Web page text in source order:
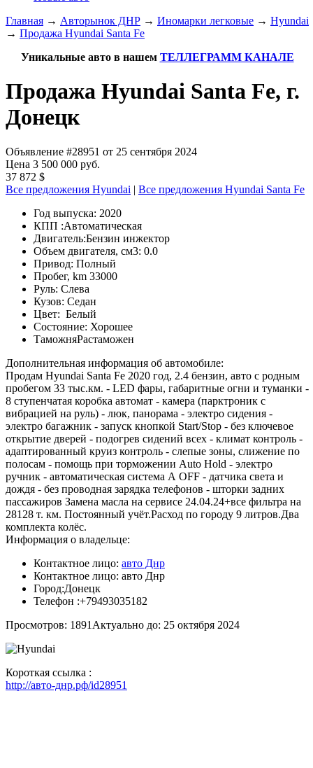
Главная → Авторынок ДНР → Иномарки легковые → Hyundai
→ Продажа Hyundai Santa Fe
Уникальные авто в нашем ТЕЛЛЕГРАММ КАНАЛЕ
Продажа Hyundai Santa Fe, г.
Донецк
Объявление #28951 от 25 сентября 2024
Цена 3 500 000 руб.
37 872 $
Все предложения Hyundai | Все предложения Hyundai Santa Fe
Год выпуска: 2020
КПП :Автоматическая
Двигатель:Бензин инжектор
Объем двигателя, см3: 0.0
Привод: Полный
Пробег, km 33000
Руль: Слева
Кузов: Седан
Цвет: Белый
Состояние: Хорошее
ТаможняРастаможен
Дополнительная информация об автомобиле:
Продам Hyundai Santa Fe 2020 год, 2.4 бензин, авто с родным
пробегом 33 тыс.км. - LED фары, габаритные огни и туманки -
8 ступенчатая коробка автомат - камера (парктроник с
вибрацией на руль) - люк, панорама - электро сидения -
электро багажник - запуск кнопкой Start/Stop - без ключевое
открытие дверей - подогрев сидений всех - климат контроль -
адаптированный круиз контроль - слепые зоны, слижение по
полосам - помощь при торможении Auto Hold - электро
ручник - автоматическая система А OFF - датчика света и
дождя - без проводная зарядка телефонов - шторки задних
пассажиров Замена масла на сервисе 24.04.24+все фильтра на
28128 т. км. Постоянный учёт.Расход по городу 9 литров.Два
комплекта колёс.
Информация о владельце:
Контактное лицо: авто Днр
Контактное лицо: авто Днр
Город:Донецк
Телефон :+79493035182
Просмотров: 1891 Актуально до: 25 октября 2024
Короткая ссылка :
http://авто-днр.рф/id28951